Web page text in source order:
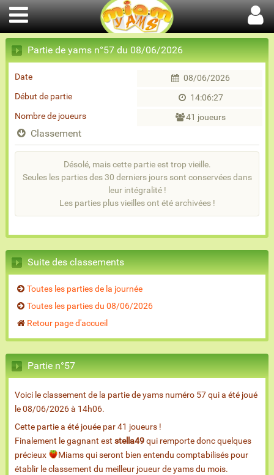
Partie de yams n°57 du 08/06/2026
Date
08/06/2026
Début de partie
14:06:27
Nombre de joueurs
41 joueurs
Classement
Désolé, mais cette partie est trop vieille.
Seules les parties des 30 derniers jours sont conservées dans
leur intégralité !
Les parties plus vieilles ont été archivées !
Suite des classements
Toutes les parties de la journée
Toutes les parties du 08/06/2026
Retour page d'accueil
Partie n°57
Voici le classement de la partie de yams numéro 57 qui a été joué
le 08/06/2026 à 14h06.
Cette partie a été jouée par 41 joueurs !
Finalement le gagnant est stella49qui remporte donc quelques
précieux
Miams qui seront bien entendu comptabilisés pour
établir le classement du meilleur joueur de yams du mois.